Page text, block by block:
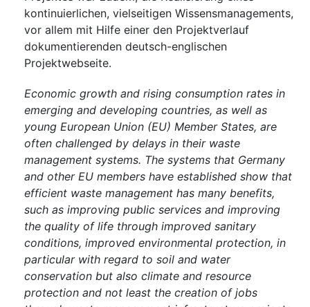
kontinuierlichen, vielseitigen Wissensmanagements,
vor allem mit Hilfe einer den Projektverlauf
dokumentierenden deutsch-englischen
Projektwebseite.
Economic growth and rising consumption rates in
emerging and developing countries, as well as
young European Union (EU) Member States, are
often challenged by delays in their waste
management systems. The systems that Germany
and other EU members have established show that
efficient waste management has many benefits,
such as improving public services and improving
the quality of life through improved sanitary
conditions, improved environmental protection, in
particular with regard to soil and water
conservation but also climate and resource
protection and not least the creation of jobs